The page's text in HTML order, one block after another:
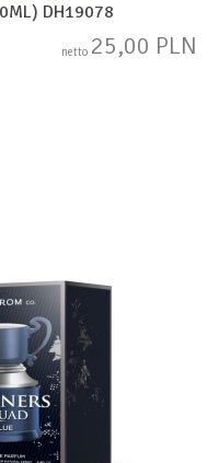
DH19078
netto 25,00 PLN